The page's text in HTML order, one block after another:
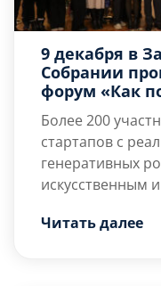
9 декабря в
Собрании
форум «Как
разум: между
Более 200
стартапов с
генеративных
искусственным
инженерия и
Читать далее